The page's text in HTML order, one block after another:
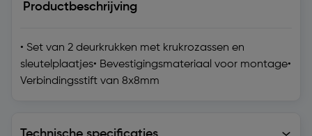
Productbeschrijving
• Set van 2 deurkrukken met krukrozassen en
sleutelplaatjes• Bevestigingsmateriaal voor montage•
Verbindingsstift van 8x8mm